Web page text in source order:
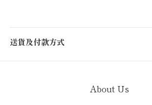
送貨及付款方式
About Us